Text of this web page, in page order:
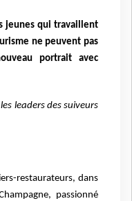
jeunes qui travaillent
ne peuvent pas
portrait avec
leaders des suiveurs
restaurateurs, dans
passionné